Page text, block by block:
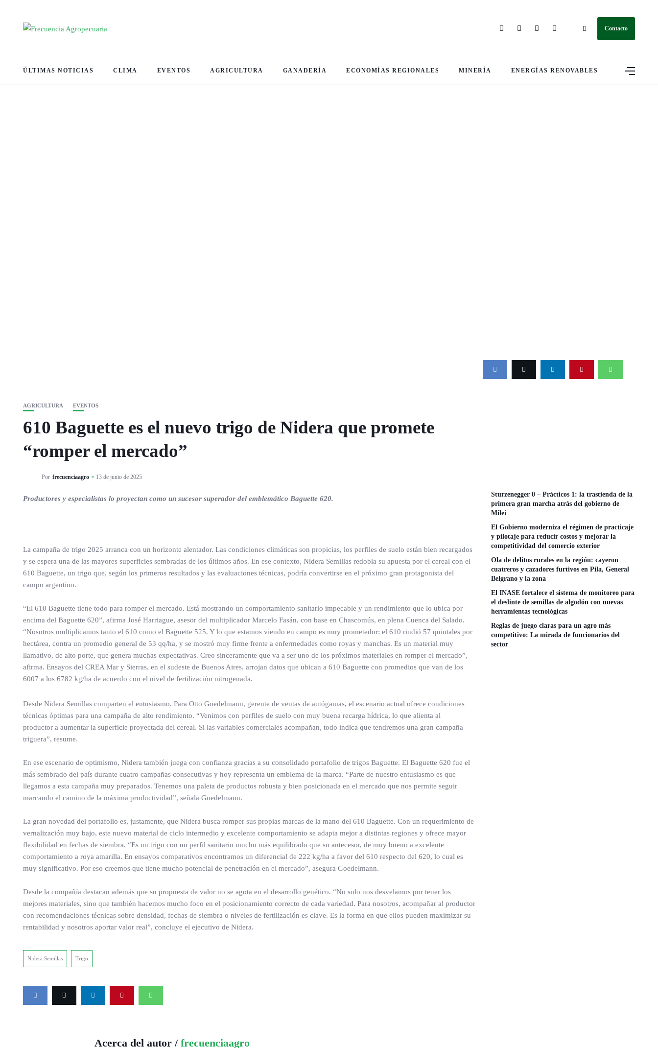
Contacto
ÚLTIMAS NOTICIAS CLIMA EVENTOS AGRICULTURA GANADERÍA ECONOMÍAS REGIONALES MINERÍA ENERGÍAS RENOVABLES
AGRICULTURA EVENTOS
610 Baguette es el nuevo trigo de Nidera que promete
“romper el mercado”
Por frecuenciaagro 13 de junio de 2025
Productores y especialistas lo proyectan como un sucesor superador del emblemático Baguette 620.
La campaña de trigo 2025 arranca con un horizonte alentador. Las condiciones climáticas son propicias, los perfiles de suelo están bien recargados
y se espera una de las mayores superficies sembradas de los últimos años. En ese contexto, Nidera Semillas redobla su apuesta por el cereal con el
610 Baguette, un trigo que, según los primeros resultados y las evaluaciones técnicas, podría convertirse en el próximo gran protagonista del
campo argentino.
“El 610 Baguette tiene todo para romper el mercado. Está mostrando un comportamiento sanitario impecable y un rendimiento que lo ubica por
encima del Baguette 620”, afirma José Harriague, asesor del multiplicador Marcelo Fasán, con base en Chascomús, en plena Cuenca del Salado.
“Nosotros multiplicamos tanto el 610 como el Baguette 525. Y lo que estamos viendo en campo es muy prometedor: el 610 rindió 57 quintales por
hectárea, contra un promedio general de 53 qq/ha, y se mostró muy firme frente a enfermedades como royas y manchas. Es un material muy
llamativo, de alto porte, que genera muchas expectativas. Creo sinceramente que va a ser uno de los próximos materiales en romper el mercado”,
afirma. Ensayos del CREA Mar y Sierras, en el sudeste de Buenos Aires, arrojan datos que ubican a 610 Baguette con promedios que van de los
6007 a los 6782 kg/ha de acuerdo con el nivel de fertilización nitrogenada.
Desde Nidera Semillas comparten el entusiasmo. Para Otto Goedelmann, gerente de ventas de autógamas, el escenario actual ofrece condiciones
técnicas óptimas para una campaña de alto rendimiento. “Venimos con perfiles de suelo con muy buena recarga hídrica, lo que alienta al
productor a aumentar la superficie proyectada del cereal. Si las variables comerciales acompañan, todo indica que tendremos una gran campaña
triguera”, resume.
En ese escenario de optimismo, Nidera también juega con confianza gracias a su consolidado portafolio de trigos Baguette. El Baguette 620 fue el
más sembrado del país durante cuatro campañas consecutivas y hoy representa un emblema de la marca. “Parte de nuestro entusiasmo es que
llegamos a esta campaña muy preparados. Tenemos una paleta de productos robusta y bien posicionada en el mercado que nos permite seguir
marcando el camino de la máxima productividad”, señala Goedelmann.
La gran novedad del portafolio es, justamente, que Nidera busca romper sus propias marcas de la mano del 610 Baguette. Con un requerimiento de
vernalización muy bajo, este nuevo material de ciclo intermedio y excelente comportamiento se adapta mejor a distintas regiones y ofrece mayor
flexibilidad en fechas de siembra. “Es un trigo con un perfil sanitario mucho más equilibrado que su antecesor, de muy bueno a excelente
comportamiento a roya amarilla. En ensayos comparativos encontramos un diferencial de 222 kg/ha a favor del 610 respecto del 620, lo cual es
muy significativo. Por eso creemos que tiene mucho potencial de penetración en el mercado”, asegura Goedelmann.
Desde la compañía destacan además que su propuesta de valor no se agota en el desarrollo genético. “No solo nos desvelamos por tener los
mejores materiales, sino que también hacemos mucho foco en el posicionamiento correcto de cada variedad. Para nosotros, acompañar al productor
con recomendaciones técnicas sobre densidad, fechas de siembra o niveles de fertilización es clave. Es la forma en que ellos pueden maximizar su
rentabilidad y nosotros aportar valor real”, concluye el ejecutivo de Nidera.
Nidera Semillas Trigo
Acerca del autor / frecuenciaagro
Sturzenegger 0 – Prácticos 1: la trastienda de la
primera gran marcha atrás del gobierno de
Milei
El Gobierno moderniza el régimen de practicaje
y pilotaje para reducir costos y mejorar la
competitividad del comercio exterior
Ola de delitos rurales en la región: cayeron
cuatreros y cazadores furtivos en Pila, General
Belgrano y la zona
El INASE fortalece el sistema de monitoreo para
el deslinte de semillas de algodón con nuevas
herramientas tecnológicas
Reglas de juego claras para un agro más
competitivo: La mirada de funcionarios del
sector